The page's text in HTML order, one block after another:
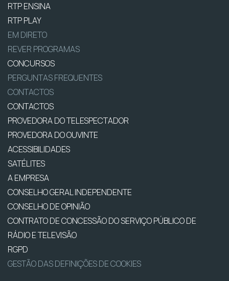
RTP ENSINA
RTP PLAY
EM DIRETO
REVER PROGRAMAS
CONCURSOS
PERGUNTAS FREQUENTES
CONTACTOS
CONTACTOS
PROVEDORA DO TELESPECTADOR
PROVEDORA DO OUVINTE
ACESSIBILIDADES
SATÉLITES
A EMPRESA
CONSELHO GERAL INDEPENDENTE
CONSELHO DE OPINIÃO
CONTRATO DE CONCESSÃO DO SERVIÇO PÚBLICO DE
RÁDIO E TELEVISÃO
RGPD
GESTÃO DAS DEFINIÇÕES DE COOKIES